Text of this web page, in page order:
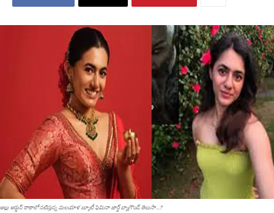
అల్లు అర్జున్ రాకాలో నటిస్తున్న మలయాళ బ్యూటీ ఫెమినా జార్జ్ బ్యాగ్రౌండ్ తెలుసా...?